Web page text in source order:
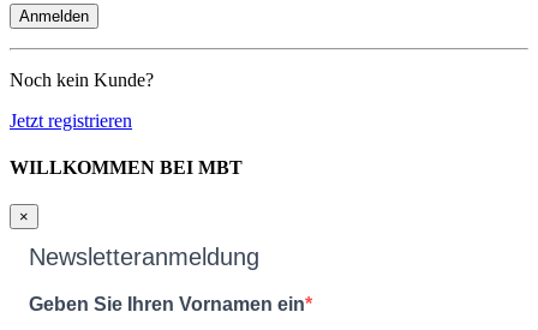
Noch kein Kunde?
Jetzt registrieren
WILLKOMMEN BEI MBT
×
Newsletteranmeldung
Geben Sie Ihren Vornamen ein